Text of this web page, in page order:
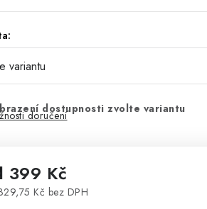
dostupnosti zvolte variantu
doručení
399 Kč
Kč bez DPH